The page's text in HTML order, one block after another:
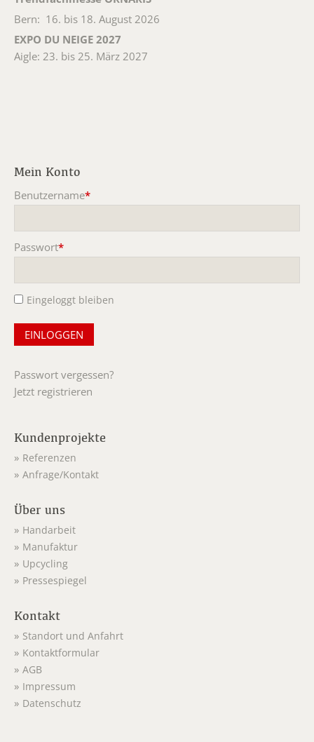
Bern: 16. bis 18. August 2026
EXPO DU NEIGE 2027
Aigle: 23. bis 25. März 2027
Mein Konto
Benutzername*
Passwort*
Eingeloggt bleiben
Passwort vergessen?
Jetzt registrieren
Kundenprojekte
Referenzen
Anfrage/Kontakt
Über uns
Handarbeit
Manufaktur
Upcycling
Pressespiegel
Kontakt
Standort und Anfahrt
Kontaktformular
AGB
Impressum
Datenschutz